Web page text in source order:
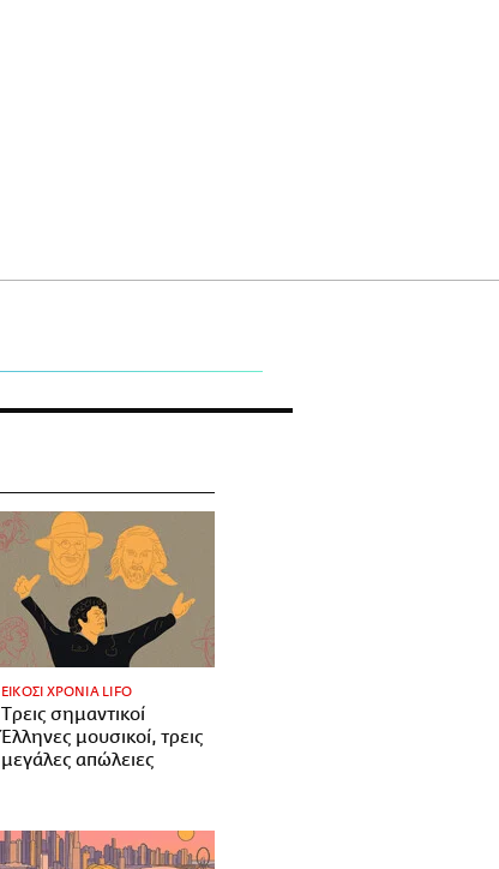
ΕΙΚΟΣΙ ΧΡΟΝΙΑ LIFO
Tρεις σημαντικοί
Έλληνες μουσικοί, τρεις
μεγάλες απώλειες